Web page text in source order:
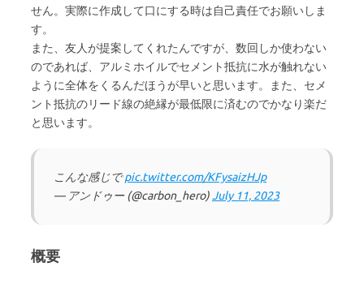
せん。実際に作成して口にする時は自己責任でお願いしま
す。
また、友人が提案してくれたんですが、数回しか使わない
のであれば、アルミホイルでセメント抵抗に水が触れない
ように全体をくるんだほうが早いと思います。また、セメ
ント抵抗のリード線の絶縁が最低限に済むのでかなり楽だ
と思います。
こんな感じでpic.twitter.com/KFysaizHJp
— アンドゥー (@carbon_hero)July 11, 2023
概要